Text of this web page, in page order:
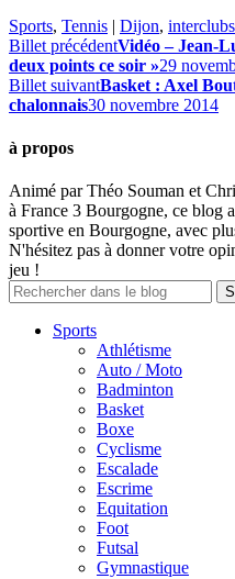
Sports, Tennis | Dijon, interclubs
Billet précédentVidéo – Jean-
deux points ce soir »29
Billet suivantBasket : Axel
chalonnais30 novembre 2014
à propos
Animé par Théo Souman et
à France 3 Bourgogne, ce blog
sportive en Bourgogne, avec
N'hésitez pas à donner votre
jeu !
Sports
Athlétisme
Auto / Moto
Badminton
Basket
Boxe
Cyclisme
Escalade
Escrime
Equitation
Foot
Futsal
Gymnastique